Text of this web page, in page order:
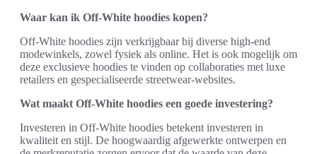
Waar kan ik Off-White hoodies kopen?
Off-White hoodies zijn verkrijgbaar bij diverse high-end
modewinkels, zowel fysiek als online. Het is ook mogelijk om
deze exclusieve hoodies te vinden op collaboraties met luxe
retailers en gespecialiseerde streetwear-websites.
Wat maakt Off-White hoodies een goede investering?
Investeren in Off-White hoodies betekent investeren in
kwaliteit en stijl. De hoogwaardig afgewerkte ontwerpen en